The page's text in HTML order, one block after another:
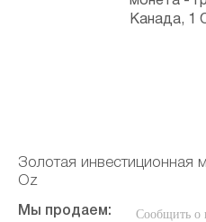
Золотая инвестиционная
Oz
Мы продаем: Сообщить о